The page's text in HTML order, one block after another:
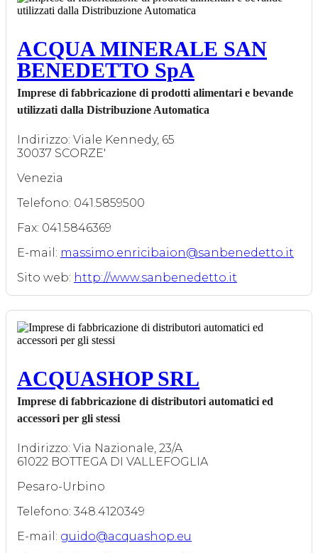
ACQUA MINERALE SAN
BENEDETTO SpA
Imprese di fabbricazione di prodotti alimentari e bevande
utilizzati dalla Distribuzione Automatica
Indirizzo: Viale Kennedy, 65
30037 SCORZE'
Venezia
Telefono: 041.5859500
Fax: 041.5846369
E-mail: massimo.enricibaion@sanbenedetto.it
Sito web: http://www.sanbenedetto.it
ACQUASHOP SRL
Imprese di fabbricazione di distributori automatici ed
accessori per gli stessi
Indirizzo: Via Nazionale, 23/A
61022 BOTTEGA DI VALLEFOGLIA
Pesaro-Urbino
Telefono: 348.4120349
E-mail: guido@acquashop.eu